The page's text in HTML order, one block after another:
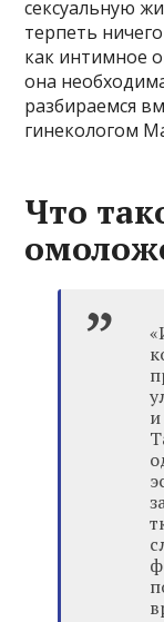
сексуальную
терпеть
как интимное
она
разбираемся
гинекологом
Что